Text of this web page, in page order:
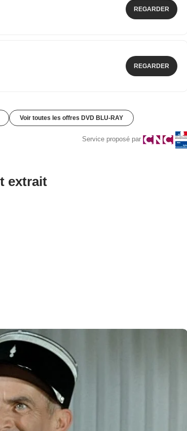
REGARDER
REGARDER
Voir toutes les offres DVD BLU-RAY
Service proposé par
extrait